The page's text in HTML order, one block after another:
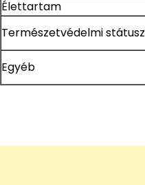
Élettartam
Természetvédelmi státusz
Egyéb